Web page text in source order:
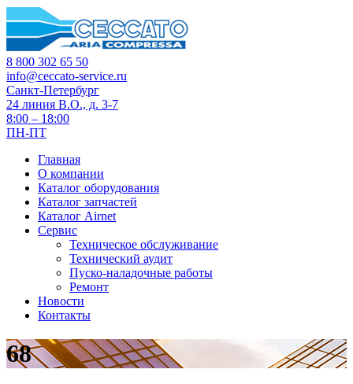
8 800 302 65 50
info@ceccato-service.ru
Санкт-Петербург
24 линия В.О., д. 3-7
8:00 – 18:00
ПН-ПТ
Главная
О компании
Каталог оборудования
Каталог запчастей
Каталог Airnet
Сервис
Техническое обслуживание
Технический аудит
Пуско-наладочные работы
Ремонт
Новости
Контакты
68